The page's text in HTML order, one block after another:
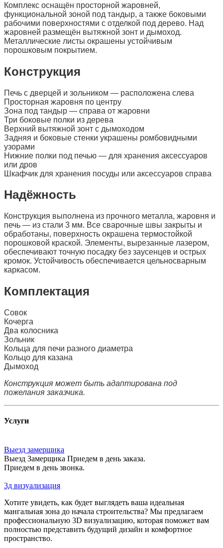
Комплекс оснащён просторной жаровней,
функциональной зоной под тандыр, а также боковыми
рабочими поверхностями с отделкой под дерево. Над
жаровней размещён вытяжной зонт и дымоход.
Металлические листы окрашены устойчивым
порошковым покрытием.
Конструкция
Печь с дверцей и зольником — расположена слева
Просторная жаровня по центру
Зона под тандыр — справа от жаровни
Три боковые полки из дерева
Верхний вытяжной зонт с дымоходом
Задняя и боковые стенки украшены ромбовидными
узорами
Нижние полки под печью — для хранения аксессуаров
или дров
Шкафчик для хранения посуды или аксессуаров справа
Надёжность
Конструкция выполнена из прочного металла, жаровня и
печь — из стали 3 мм. Все сварочные швы закрыты и
обработаны, поверхность окрашена термостойкой
порошковой краской. Элементы, вырезанные лазером,
обеспечивают точную посадку без заусенцев и острых
кромок. Устойчивость обеспечивается цельносварным
каркасом.
Комплектация
Совок
Кочерга
Два колосника
Зольник
Кольца для печи разного диаметра
Кольцо для казана
Дымоход
Конструкция может быть адаптирована под
пожелания заказчика.
Услуги
Выезд замерщика
Выезд Замерщика Приедем в день заказа.
Приедем в день звонка.
3д визуализация
Хотите увидеть, как будет выглядеть ваша идеальная
мангальная зона до начала строительства? Мы предлагаем
профессиональную 3D визуализацию, которая поможет вам
полностью представить будущий дизайн и комфортное
пространство.